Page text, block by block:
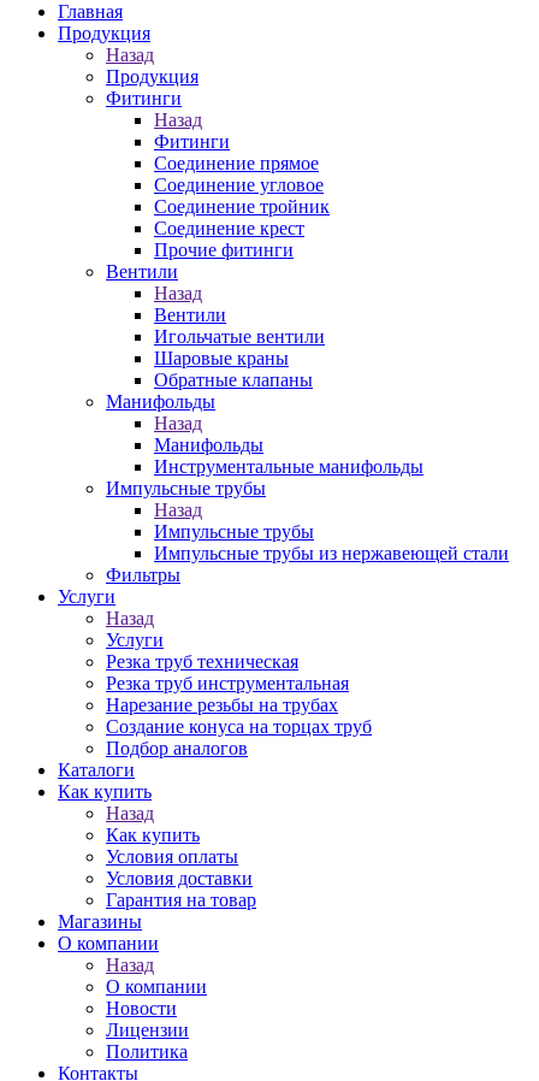
Главная
Продукция
Назад
Продукция
Фитинги
Назад
Фитинги
Соединение прямое
Соединение угловое
Соединение тройник
Соединение крест
Прочие фитинги
Вентили
Назад
Вентили
Игольчатые вентили
Шаровые краны
Обратные клапаны
Манифольды
Назад
Манифольды
Инструментальные манифольды
Импульсные трубы
Назад
Импульсные трубы
Импульсные трубы из нержавеющей стали
Фильтры
Услуги
Назад
Услуги
Резка труб техническая
Резка труб инструментальная
Нарезание резьбы на трубах
Создание конуса на торцах труб
Подбор аналогов
Каталоги
Как купить
Назад
Как купить
Условия оплаты
Условия доставки
Гарантия на товар
Магазины
О компании
Назад
О компании
Новости
Лицензии
Политика
Контакты